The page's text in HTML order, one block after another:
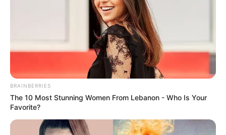
BRAINBERRIES
The 10 Most Stunning Women From Lebanon - Who Is Your
Favorite?